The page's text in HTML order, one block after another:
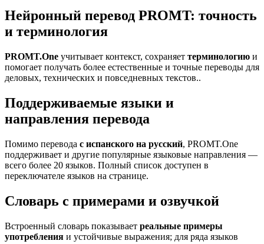
Нейронный перевод PROMT: точность
и терминология
PROMT.One учитывает контекст, сохраняет терминологию и
помогает получать более естественные и точные переводы для
деловых, технических и повседневных текстов..
Поддерживаемые языки и
направления перевода
Помимо перевода с испанского на русский, PROMT.One
поддерживает и другие популярные языковые направления —
всего более 20 языков. Полный список доступен в
переключателе языков на странице.
Словарь с примерами и озвучкой
Встроенный словарь показывает реальные примеры
употребления и устойчивые выражения; для ряда языков